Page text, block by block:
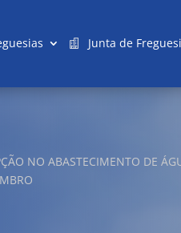
Junta de
NO ABASTECIMENTO DE